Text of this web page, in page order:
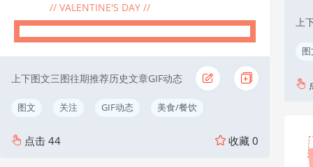
// VALENTINE'S DAY //
上下图文三图往期推荐历史文章GIF动态
图文 关注 GIF动态 美食/餐饮
点击 44 收藏 0
上